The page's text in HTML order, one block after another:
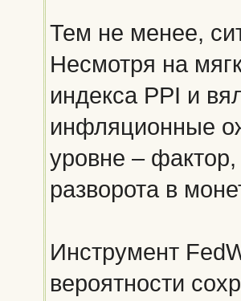
Тем не менее,
Несмотря на
индекса PPI и
инфляционные
уровне –
разворота в
Инструмент
вероятности